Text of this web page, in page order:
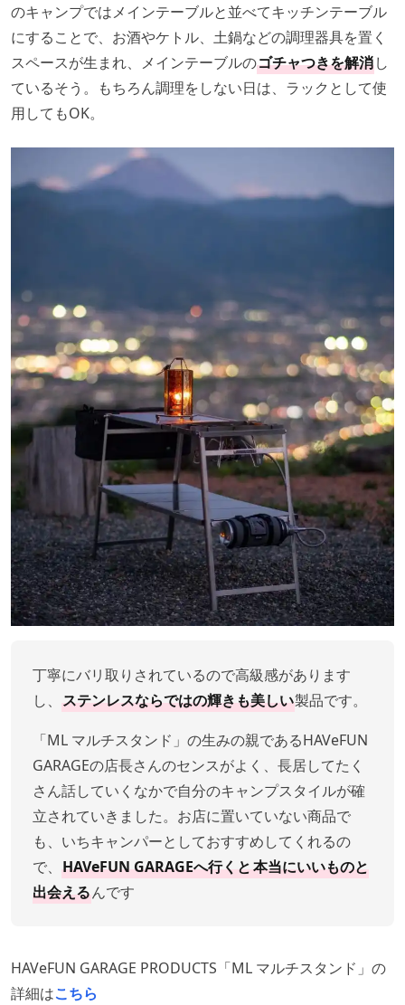
のキャンプではメインテーブルと並べてキッチンテーブル
にすることで、お酒やケトル、土鍋などの調理器具を置く
スペースが生まれ、メインテーブルのゴチャつきを解消し
ているそう。もちろん調理をしない日は、ラックとして使
用してもOK。
丁寧にバリ取りされているので高級感があります
し、 ステンレスならではの輝きも美しい製品です。
「ML マルチスタンド」の生みの親であるHAVeFUN
GARAGEの店長さんのセンスがよく、長居してたく
さん話していくなかで自分のキャンプスタイルが確
立されていきました。お店に置いていない商品で
も、いちキャンパーとしておすすめしてくれるの
で、 HAVeFUN GARAGEへ行くと本当にいいものと
出会えるんです
HAVeFUN GARAGE PRODUCTS「ML マルチスタンド」の
詳細はこちら